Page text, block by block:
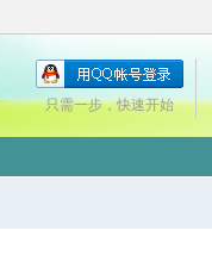
只需一步，快速开始